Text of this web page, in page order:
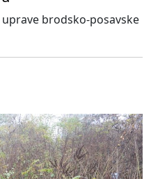
brodsko-posavske